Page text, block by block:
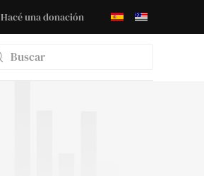
Hacé una donación